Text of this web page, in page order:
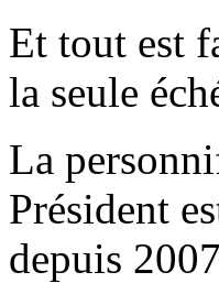
Et tout est
la seule
La
Président
depuis